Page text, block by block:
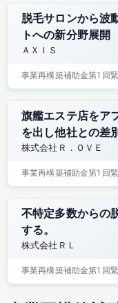
脱毛サロンから波
トへの新分野展開
ＡＸＩＳ
事業再構築補助金第1回
旗艦エステ店をア
を出し他社との差
株式会社Ｒ．ＯＶＥ
事業再構築補助金第1回
不特定多数からの
する。
株式会社ＲＬ
事業再構築補助金第1回